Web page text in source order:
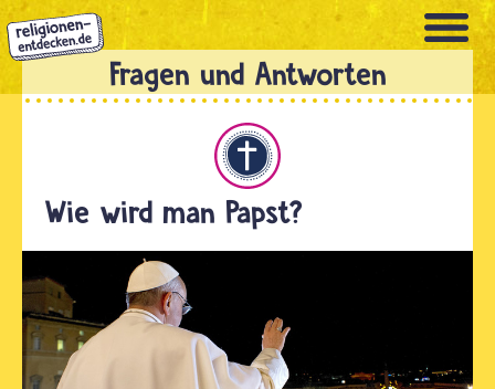
Direkt
zum
Inhalt
Wie wird man Papst?